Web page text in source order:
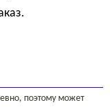
поэтому может